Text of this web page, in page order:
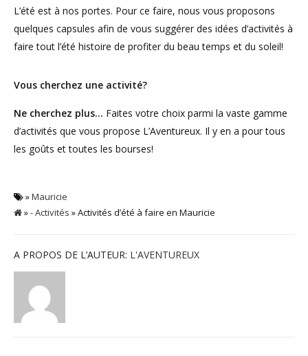
L’été est à nos portes. Pour ce faire, nous vous proposons
quelques capsules afin de vous suggérer des idées d’activités à
faire tout l’été histoire de profiter du beau temps et du soleil!
Vous cherchez une activité?
Ne cherchez plus… Faites votre choix parmi la vaste gamme
d’activités que vous propose L’Aventureux. Il y en a pour tous
les goûts et toutes les bourses!
»Mauricie
»- Activités » Activités d’été à faire en Mauricie
A PROPOS DE L’AUTEUR: L'AVENTUREUX